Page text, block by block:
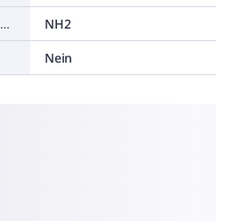
Sicherungs-Baugröße nach IEC 60269
NH2
Nein